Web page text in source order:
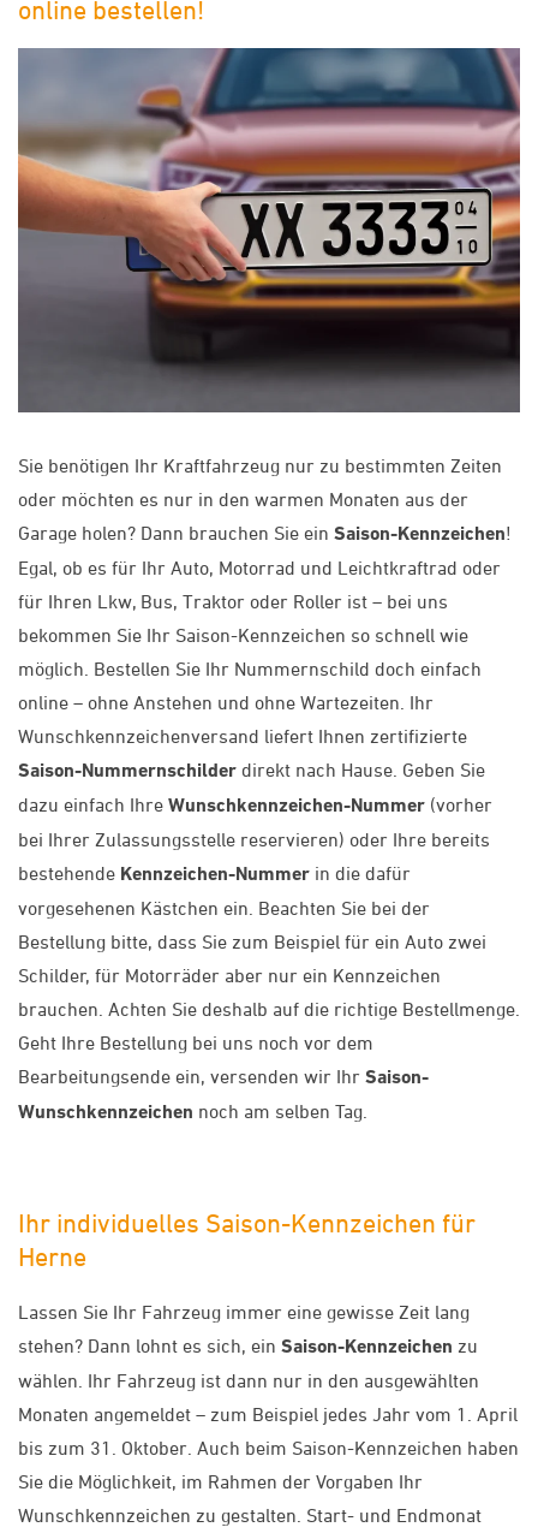
online bestellen!
Sie benötigen Ihr Kraftfahrzeug nur zu bestimmten Zeiten
oder möchten es nur in den warmen Monaten aus der
Garage holen? Dann brauchen Sie ein Saison-Kennzeichen!
Egal, ob es für Ihr Auto, Motorrad und Leichtkraftrad oder
für Ihren Lkw, Bus, Traktor oder Roller ist – bei uns
bekommen Sie Ihr Saison-Kennzeichen so schnell wie
möglich. Bestellen Sie Ihr Nummernschild doch einfach
online – ohne Anstehen und ohne Wartezeiten. Ihr
Wunschkennzeichenversand liefert Ihnen zertifizierte
Saison-Nummernschilder direkt nach Hause. Geben Sie
dazu einfach Ihre Wunschkennzeichen-Nummer (vorher
bei Ihrer Zulassungsstelle reservieren) oder Ihre bereits
bestehende Kennzeichen-Nummer in die dafür
vorgesehenen Kästchen ein. Beachten Sie bei der
Bestellung bitte, dass Sie zum Beispiel für ein Auto zwei
Schilder, für Motorräder aber nur ein Kennzeichen
brauchen. Achten Sie deshalb auf die richtige Bestellmenge.
Geht Ihre Bestellung bei uns noch vor dem
Bearbeitungsende ein, versenden wir Ihr Saison-
Wunschkennzeichen noch am selben Tag.
Ihr individuelles Saison-Kennzeichen für
Herne
Lassen Sie Ihr Fahrzeug immer eine gewisse Zeit lang
stehen? Dann lohnt es sich, ein Saison-Kennzeichen zu
wählen. Ihr Fahrzeug ist dann nur in den ausgewählten
Monaten angemeldet – zum Beispiel jedes Jahr vom 1. April
bis zum 31. Oktober. Auch beim Saison-Kennzeichen haben
Sie die Möglichkeit, im Rahmen der Vorgaben Ihr
Wunschkennzeichen zu gestalten. Start- und Endmonat